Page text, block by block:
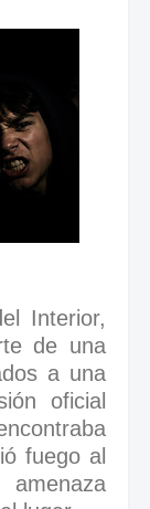
Interior,
de una
a una
oficial
fuego al